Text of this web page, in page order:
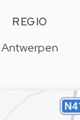
REGIO
Antwerpen